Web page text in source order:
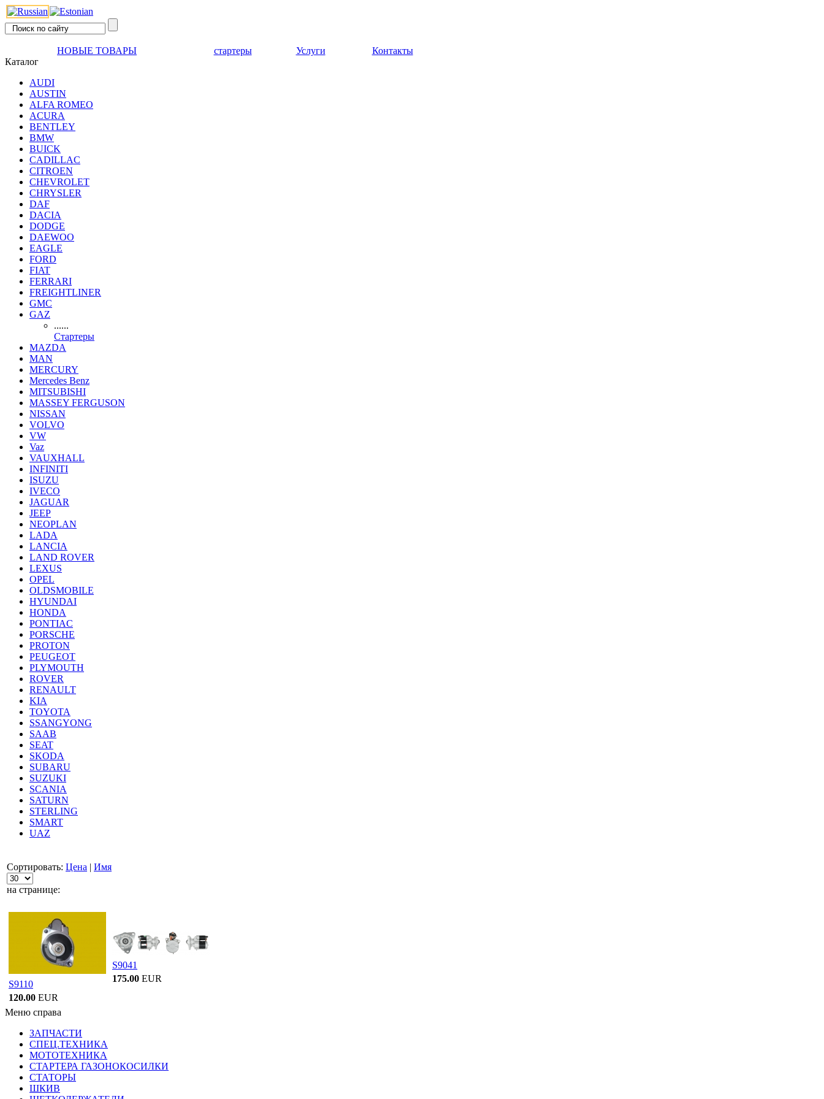
НОВЫЕ ТОВАРЫ стартеры Услуги
Контакты
Каталог
AUDI
AUSTIN
ALFA ROMEO
ACURA
BENTLEY
BMW
BUICK
CADILLAC
CITROEN
CHEVROLET
CHRYSLER
DAF
DACIA
DODGE
DAEWOO
EAGLE
FORD
FIAT
FERRARI
FREIGHTLINER
GMC
GAZ
......
Стартеры
MAZDA
MAN
MERCURY
Mercedes Benz
MITSUBISHI
MASSEY FERGUSON
NISSAN
VOLVO
VW
Vaz
VAUXHALL
INFINITI
ISUZU
IVECO
JAGUAR
JEEP
NEOPLAN
LADA
LANCIA
LAND ROVER
LEXUS
OPEL
OLDSMOBILE
HYUNDAI
HONDA
PONTIAC
PORSCHE
PROTON
PEUGEOT
PLYMOUTH
ROVER
RENAULT
KIA
TOYOTA
SSANGYONG
SAAB
SEAT
SKODA
SUBARU
SUZUKI
SCANIA
SATURN
STERLING
SMART
UAZ
Сортировать: Цена | Имя
на странице:
S9110
120.00 EUR
S9041
175.00 EUR
Меню справа
ЗАПЧАСТИ
СПЕЦ.ТЕХНИКА
МОТОТЕХНИКА
СТАРТЕРА ГАЗОНОКОСИЛКИ
СТАТОРЫ
ШКИВ